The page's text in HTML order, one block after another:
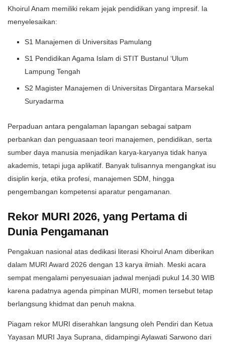
Khoirul Anam memiliki rekam jejak pendidikan yang impresif. Ia
menyelesaikan:
S1 Manajemen di Universitas Pamulang
S1 Pendidikan Agama Islam di STIT Bustanul ‘Ulum
Lampung Tengah
S2 Magister Manajemen di Universitas Dirgantara Marsekal
Suryadarma
Perpaduan antara pengalaman lapangan sebagai satpam
perbankan dan penguasaan teori manajemen, pendidikan, serta
sumber daya manusia menjadikan karya-karyanya tidak hanya
akademis, tetapi juga aplikatif. Banyak tulisannya mengangkat isu
disiplin kerja, etika profesi, manajemen SDM, hingga
pengembangan kompetensi aparatur pengamanan.
Rekor MURI 2026, yang Pertama di
Dunia Pengamanan
Pengakuan nasional atas dedikasi literasi Khoirul Anam diberikan
dalam MURI Award 2026 dengan 13 karya ilmiah. Meski acara
sempat mengalami penyesuaian jadwal menjadi pukul 14.30 WIB
karena padatnya agenda pimpinan MURI, momen tersebut tetap
berlangsung khidmat dan penuh makna.
Piagam rekor MURI diserahkan langsung oleh Pendiri dan Ketua
Yayasan MURI Jaya Suprana, didampingi Aylawati Sarwono dari